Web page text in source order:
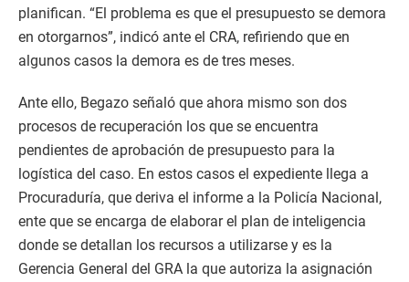
planifican. “El problema es que el presupuesto se demora
en otorgarnos”, indicó ante el CRA, refiriendo que en
algunos casos la demora es de tres meses.
Ante ello, Begazo señaló que ahora mismo son dos
procesos de recuperación los que se encuentra
pendientes de aprobación de presupuesto para la
logística del caso. En estos casos el expediente llega a
Procuraduría, que deriva el informe a la Policía Nacional,
ente que se encarga de elaborar el plan de inteligencia
donde se detallan los recursos a utilizarse y es la
Gerencia General del GRA la que autoriza la asignación